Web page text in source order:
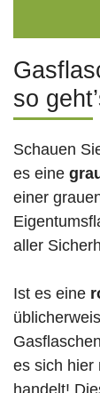
so
Schauen
es eine
einer
aller
Ist es eine
es sich hier